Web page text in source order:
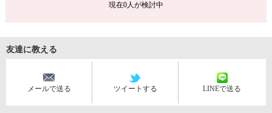
現在0人が検討中
友達に教える
メールで送る ツイートする LINEで送る